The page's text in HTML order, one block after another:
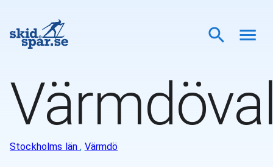
Stockholms län, Värmdö